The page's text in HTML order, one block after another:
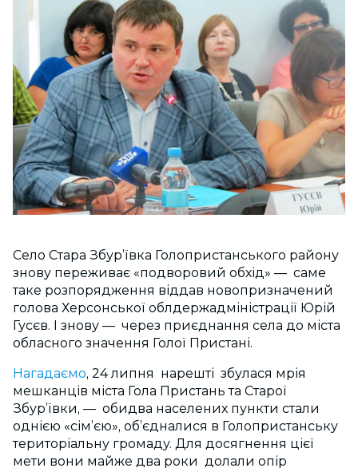
Село Стара Збур’ївка Голопристанського району
знову переживає «подворовий обхід» — саме
таке розпорядження віддав новопризначений
голова Херсонської облдержадміністрації Юрій
Гусєв. І знову — через приєднання села до міста
обласного значення Голої Пристані.
Нагадаємо, 24 липня нарешті збулася мрія
мешканців міста Гола Пристань та Старої
Збур’ївки, — обидва населених пункти стали
однією «сім’єю», об’єдналися в Голопристанську
територіальну громаду. Для досягнення цієї
мети вони майже два роки долали опір